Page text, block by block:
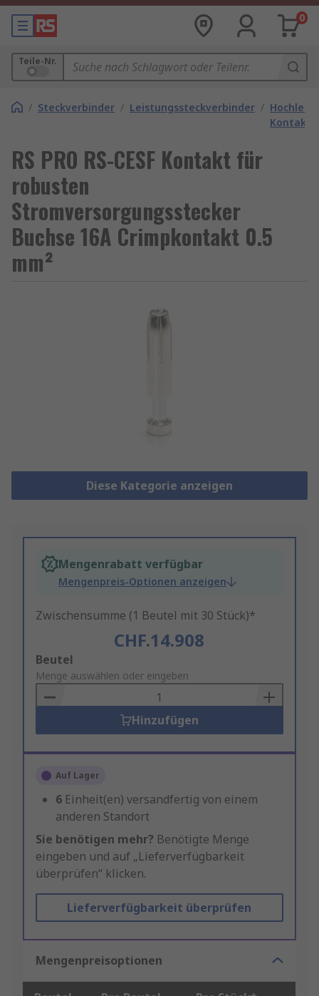
0
Teile-Nr.
/ Steckverbinder / Leistungssteckverbinder /
Kontakte
RS PRO RS-CESF Kontakt für
robusten
Stromversorgungsstecker
Buchse 16A Crimpkontakt 0.5
mm²
Diese Kategorie anzeigen
Mengenrabatt verfügbar
Mengenpreis-Optionen anzeigen
Zwischensumme (1 Beutel mit 30 Stück)*
CHF.14.908
Add
to
Basket
Beutel
Menge auswählen oder eingeben
Hinzufügen
Auf Lager
6 Einheit(en) versandfertig von einem
anderen Standort
Sie benötigen mehr? Benötigte Menge
eingeben und auf „Lieferverfügbarkeit
überprüfen“ klicken.
Lieferverfügbarkeit überprüfen
Mengenpreisoptionen